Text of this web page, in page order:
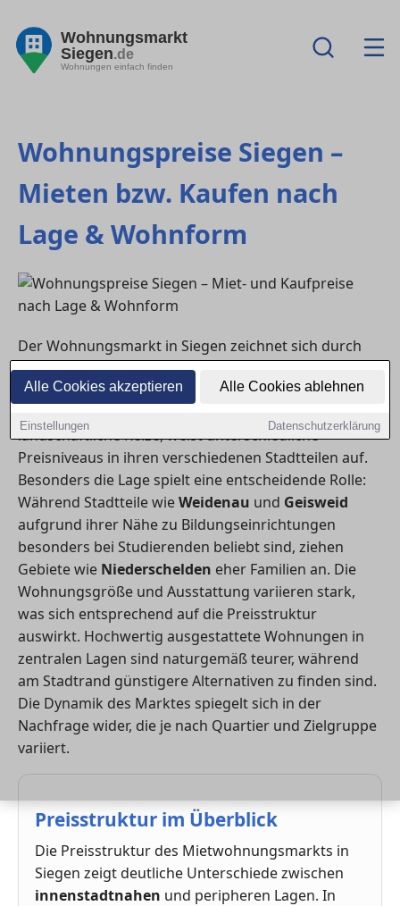
Alle Cookies akzeptieren Alle Cookies ablehnen
Einstellungen Datenschutzerklärung
Wohnungsmarkt
Siegen.de
Wohnungen einfach finden
Wohnungspreise Siegen –
Mieten bzw. Kaufen nach
Lage & Wohnform
Der Wohnungsmarkt in Siegen zeichnet sich durch
eine vielfältige Struktur aus, die sowohl Mieter:innen
als auch Käufer:innen zahlreiche Optionen bietet. Die
landschaftliche Reize, weist unterschiedliche
Preisniveaus in ihren verschiedenen Stadtteilen auf.
Besonders die Lage spielt eine entscheidende Rolle:
Während Stadtteile wieWeidenau und Geisweid
aufgrund ihrer Nähe zu Bildungseinrichtungen
besonders bei Studierenden beliebt sind, ziehen
Gebiete wie Niederschelden eher Familien an. Die
Wohnungsgröße und Ausstattung variieren stark,
was sich entsprechend auf die Preisstruktur
auswirkt. Hochwertig ausgestattete Wohnungen in
zentralen Lagen sind naturgemäß teurer, während
am Stadtrand günstigere Alternativen zu finden sind.
Die Dynamik des Marktes spiegelt sich in der
Nachfrage wider, die je nach Quartier und Zielgruppe
variiert.
Preisstruktur im Überblick
Die Preisstruktur des Mietwohnungsmarkts in
Siegen zeigt deutliche Unterschiede zwischen
innenstadtnahen und peripheren Lagen. In